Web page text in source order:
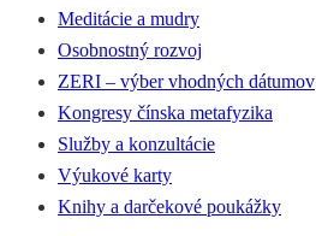
Meditácie a mudry
Osobnostný rozvoj
ZERI – výber vhodných dátumov
Kongresy čínska metafyzika
Služby a konzultácie
Výukové karty
Knihy a darčekové poukážky